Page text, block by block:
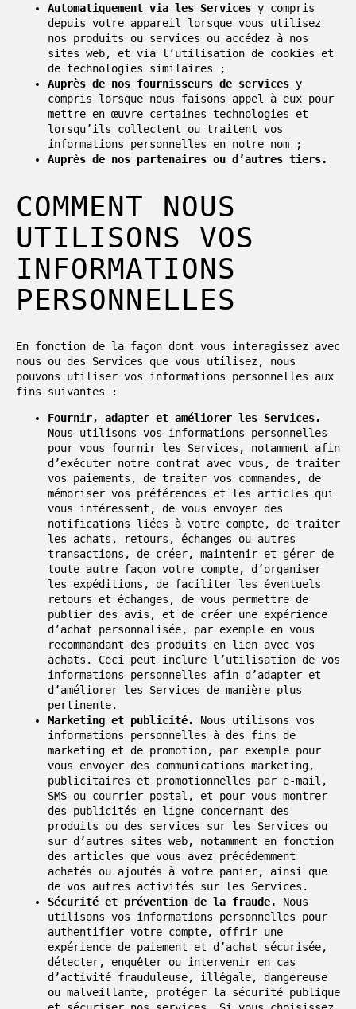
Automatiquement via les Services y compris
depuis votre appareil lorsque vous utilisez
nos produits ou services ou accédez à nos
sites web, et via l’utilisation de cookies et
de technologies similaires ;
Auprès de nos fournisseurs de services y
compris lorsque nous faisons appel à eux pour
mettre en œuvre certaines technologies et
lorsqu’ils collectent ou traitent vos
informations personnelles en notre nom ;
Auprès de nos partenaires ou d’autres tiers.
COMMENT NOUS
UTILISONS VOS
INFORMATIONS
PERSONNELLES
En fonction de la façon dont vous interagissez avec
nous ou des Services que vous utilisez, nous
pouvons utiliser vos informations personnelles aux
fins suivantes :
Fournir, adapter et améliorer les Services.
Nous utilisons vos informations personnelles
pour vous fournir les Services, notamment afin
d’exécuter notre contrat avec vous, de traiter
vos paiements, de traiter vos commandes, de
mémoriser vos préférences et les articles qui
vous intéressent, de vous envoyer des
notifications liées à votre compte, de traiter
les achats, retours, échanges ou autres
transactions, de créer, maintenir et gérer de
toute autre façon votre compte, d’organiser
les expéditions, de faciliter les éventuels
retours et échanges, de vous permettre de
publier des avis, et de créer une expérience
d’achat personnalisée, par exemple en vous
recommandant des produits en lien avec vos
achats. Ceci peut inclure l’utilisation de vos
informations personnelles afin d’adapter et
d’améliorer les Services de manière plus
pertinente.
Marketing et publicité.
Nous utilisons vos
informations personnelles à des fins de
marketing et de promotion, par exemple pour
vous envoyer des communications marketing,
publicitaires et promotionnelles par e-mail,
SMS ou courrier postal, et pour vous montrer
des publicités en ligne concernant des
produits ou des services sur les Services ou
sur d’autres sites web, notamment en fonction
des articles que vous avez précédemment
achetés ou ajoutés à votre panier, ainsi que
de vos autres activités sur les Services.
Sécurité et prévention de la fraude.
Nous
utilisons vos informations personnelles pour
authentifier votre compte, offrir une
expérience de paiement et d’achat sécurisée,
détecter, enquêter ou intervenir en cas
d’activité frauduleuse, illégale, dangereuse
ou malveillante, protéger la sécurité publique